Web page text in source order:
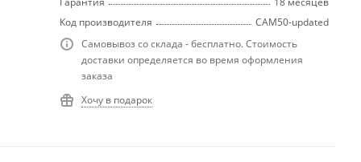
Код производителя
CAM50-updated
Самовывоз со склада - бесплатно. Стоимость
доставки определяется во время оформления
заказа
Хочу в подарок